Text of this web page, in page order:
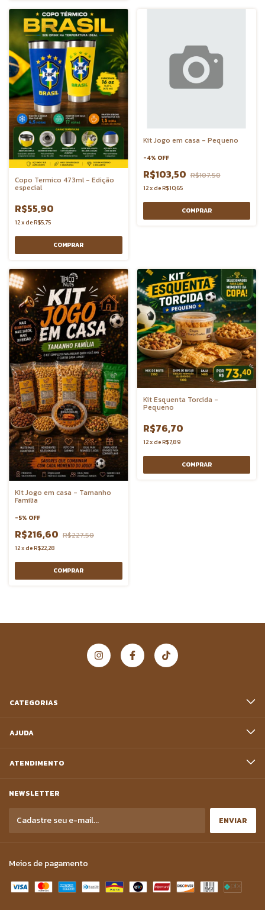
Copo Termico 473ml - Edição
especial
R$55,90
12xdeR$5,75
COMPRAR
Kit Jogo em casa - Pequeno
-4% OFF
R$103,50 R$107,50
12xdeR$10,65
Kit Jogo em casa - Tamanho
Familia
-5% OFF
R$216,60 R$227,50
12xdeR$22,28
Kit Esquenta Torcida -
Pequeno
R$76,70
12xdeR$7,89
COMPRAR
CATEGORIAS
AJUDA
ATENDIMENTO
NEWSLETTER
Meios de pagamento